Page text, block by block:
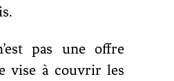
pas une offre
vise à couvrir les